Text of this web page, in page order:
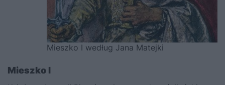
Mieszko I według Jana Matejki
Mieszko I